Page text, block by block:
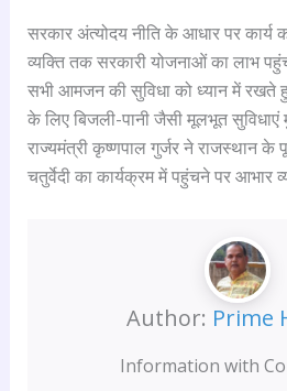
सरकार अंत्योदय नीति के आधार पर
व्यक्ति तक सरकारी योजनाओं का लाभ
सभी आमजन की सुविधा को ध्यान में रखते
के लिए बिजली-पानी जैसी मूलभूत सुविधाएं
राज्यमंत्री कृष्णपाल गुर्जर ने राजस्थान के
चतुर्वेदी का कार्यक्रम में पहुंचने पर आभार
Author: Prime
Information with